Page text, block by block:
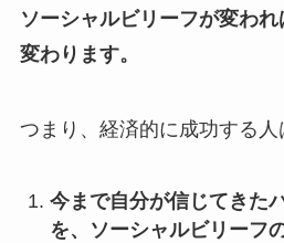
ソーシャルビリーフが変わ
変わります。
つまり、経済的に成功する人
今まで自分が信じてきた
を、ソーシャルビリーフ